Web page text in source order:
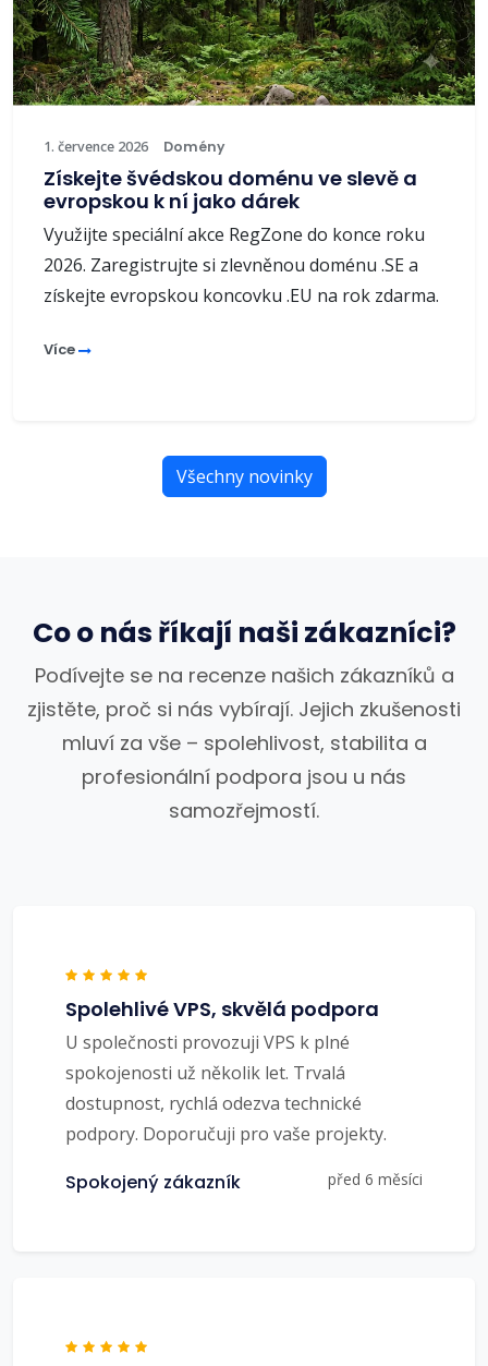
1. července 2026 Domény
Získejte švédskou doménu ve slevě a
evropskou k ní jako dárek
Využijte speciální akce RegZone do konce roku
2026. Zaregistrujte si zlevněnou doménu .SE a
získejte evropskou koncovku .EU na rok zdarma.
Více
Všechny novinky
Co o nás říkají naši zákazníci?
Podívejte se na recenze našich zákazníků a
zjistěte, proč si nás vybírají. Jejich zkušenosti
mluví za vše – spolehlivost, stabilita a
profesionální podpora jsou u nás
samozřejmostí.
Spolehlivé VPS, skvělá podpora
U společnosti provozuji VPS k plné
spokojenosti už několik let. Trvalá
dostupnost, rychlá odezva technické
podpory. Doporučuji pro vaše projekty.
Spokojený zákazník před 6 měsíci